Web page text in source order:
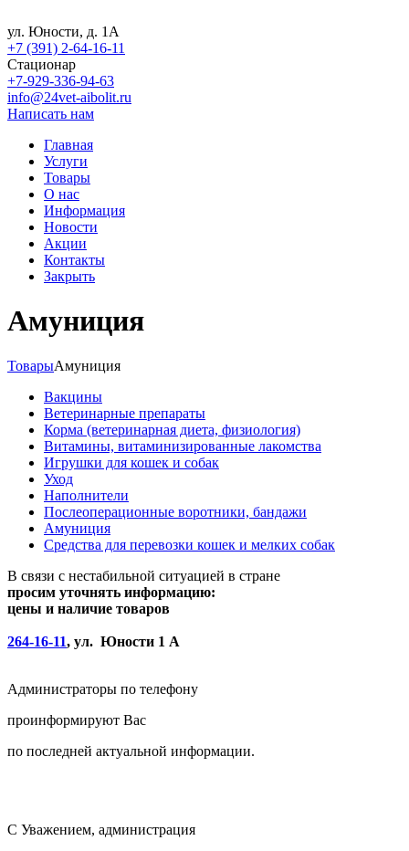
ул. Юности, д. 1А
+7 (391) 2-64-16-11
Стационар
+7-929-336-94-63
info@24vet-aibolit.ru
Написать нам
Главная
Услуги
Товары
О нас
Информация
Новости
Акции
Контакты
Закрыть
Амуниция
ТоварыАмуниция
Вакцины
Ветеринарные препараты
Корма (ветеринарная диета, физиология)
Витамины, витаминизированные лакомства
Игрушки для кошек и собак
Уход
Наполнители
Послеоперационные воротники, бандажи
Амуниция
Средства для перевозки кошек и мелких собак
В связи с нестабильной ситуацией в стране
просим уточнять информацию:
цены и наличие товаров
264-16-11, ул. Юности 1 А
Администраторы по телефону
проинформируют Вас
по последней актуальной информации.
С Уважением, администрация